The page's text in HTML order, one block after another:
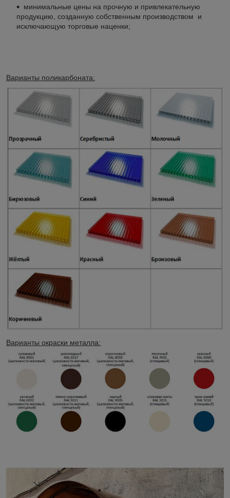
минимальные цены на прочную и привлекательную
продукцию, созданную собственным производством и
исключающую торговые наценки;
Варианты поликарбоната:
Варианты окраски металла: